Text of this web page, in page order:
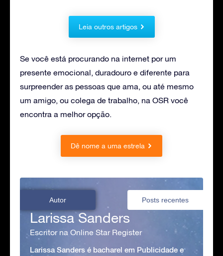
Leia outros artigos
Se você está procurando na internet por um
presente emocional, duradouro e diferente para
surpreender as pessoas que ama, ou até mesmo
um amigo, ou colega de trabalho, na OSR você
encontra a melhor opção.
Dê nome a uma estrela
Autor Posts recentes
Larissa Sanders
Escritor na Online Star Register
Larissa Sanders é bacharel em Publicidade e